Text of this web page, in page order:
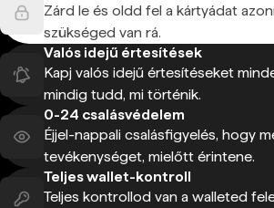
Zárd le és oldd fel a kártyádat
szükséged van rá.
Valós idejű értesítések
Kapj valós idejű értesítéseket
mindig tudd, mi történik.
0-24 csalásvédelem
Éjjel-nappali csalásfigyelés, hogy
tevékenységet, mielőtt érintene.
Teljes wallet-kontroll
Teljes kontrollod van a walleted